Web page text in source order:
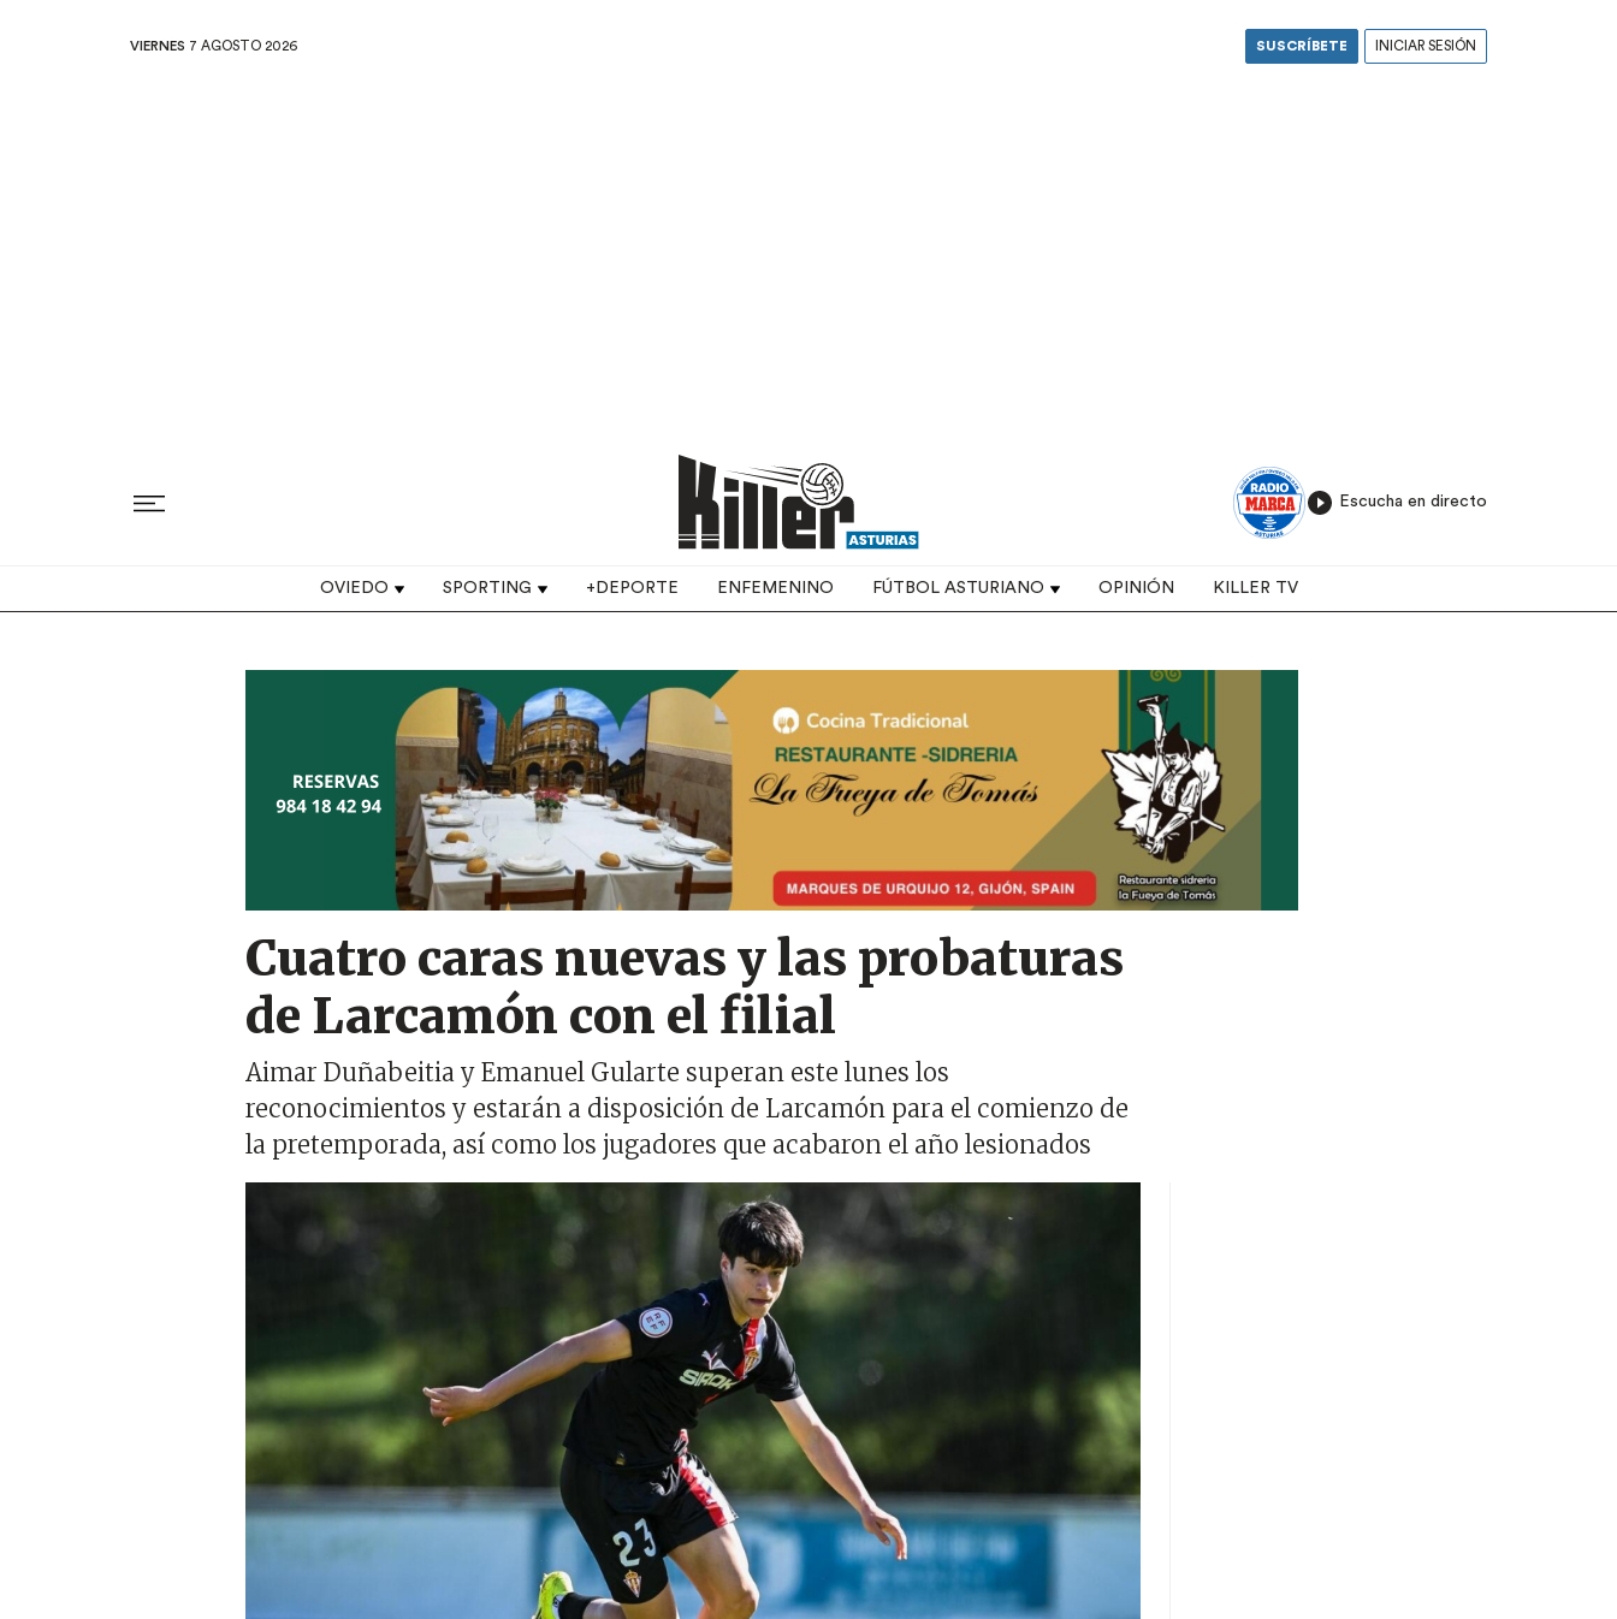
VIERNES 7 AGOSTO 2026 SUSCRÍBETE INICIAR SESIÓN
Escucha en directo
Top navigation
OVIEDO SPORTING +DEPORTE ENFEMENINO FÚTBOL ASTURIANO OPINIÓN KILLER TV
Cuatro caras nuevas y las probaturas
de Larcamón con el filial
Aimar Duñabeitia y Emanuel Gularte superan este lunes los
reconocimientos y estarán a disposición de Larcamón para el comienzo de
la pretemporada, así como los jugadores que acabaron el año lesionados